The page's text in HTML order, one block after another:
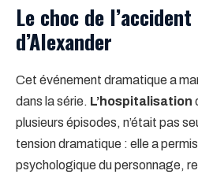
Le choc de
d’Alexander
Cet événement dramatique a
dans la série. L’hospitalisation
plusieurs épisodes, n’était pas
tension dramatique : elle a permis
psychologique du personnage,